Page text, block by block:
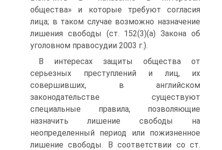
общества» и которые требуют согласия
лица; в таком случае возможно назначение
лишения свободы (ст. 152(3)(а) Закона об
уголовном правосудии 2003 г.).
В интересах защиты общества от
серьезных преступлений и лиц, их
совершивших, в английском
законодательстве существуют
специальные правила, позволяющие
назначить лишение свободы на
неопределенный период или пожизненное
лишение свободы. В соответствии со ст.